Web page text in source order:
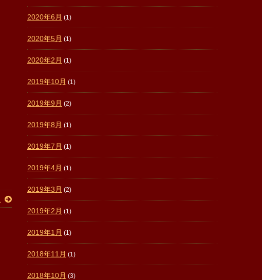
2020年6月 (1)
2020年5月 (1)
2020年2月 (1)
2019年10月 (1)
2019年9月 (2)
2019年8月 (1)
2019年7月 (1)
2019年4月 (1)
2019年3月 (2)
2019年2月 (1)
2019年1月 (1)
2018年11月 (1)
2018年10月 (3)